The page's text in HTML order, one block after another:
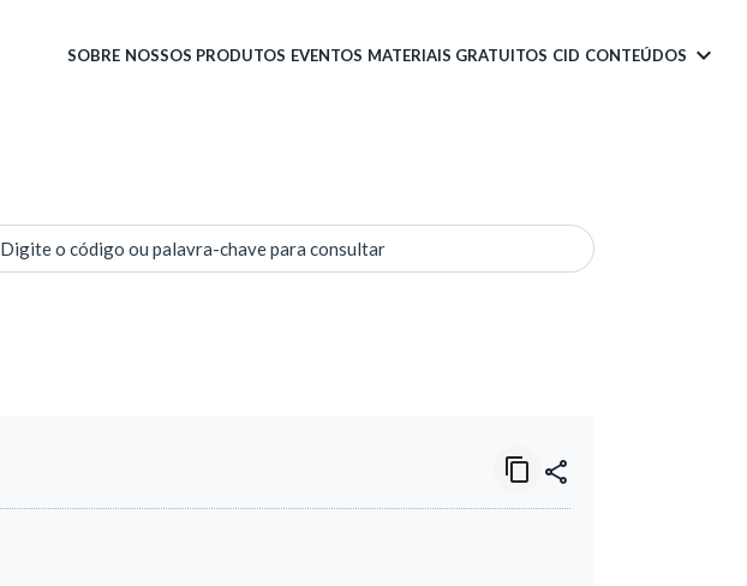
SOBRE NOSSOS PRODUTOS EVENTOS MATERIAIS GRATUITOS CID CONTEÚDOS
Digite o código ou palavra-chave para consultar